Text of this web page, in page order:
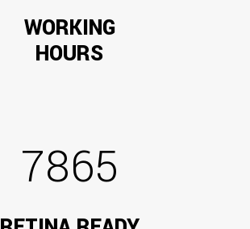
WORKING
HOURS
7865